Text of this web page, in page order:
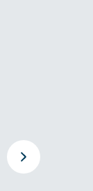
¥-